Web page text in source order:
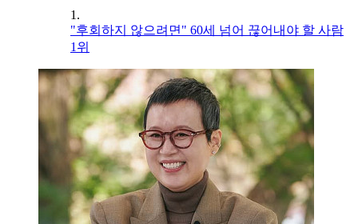
1.
"후회하지 않으려면" 60세 넘어 끊어내야 할 사람
1위